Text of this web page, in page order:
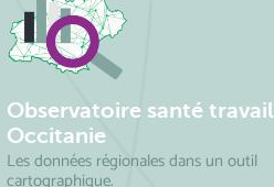
Observatoire santé travail
Occitanie
Les données régionales dans un outil
cartographique.